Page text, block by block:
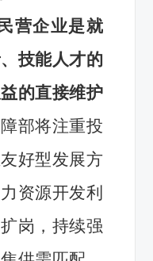
营企业是就
技能人才的
的直接维护
部将注重投
好型发展方
资源开发利
岗，持续强